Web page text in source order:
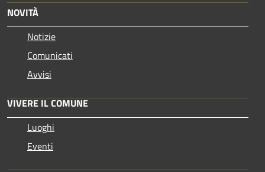
NOVITÀ
Notizie
Comunicati
Avvisi
VIVERE IL COMUNE
Luoghi
Eventi